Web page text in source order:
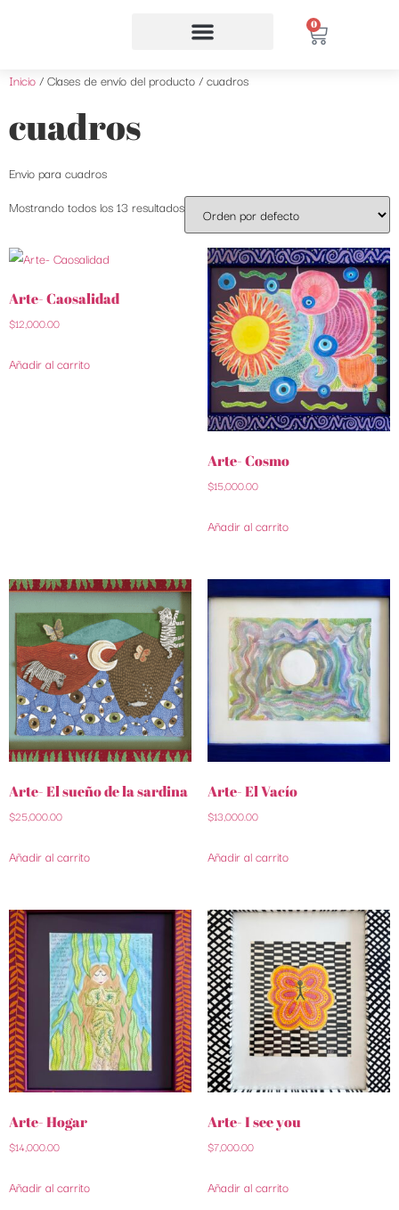
0
Inicio/ Clases de envío del producto / cuadros
cuadros
Envio para cuadros
Mostrando todos los 13 resultados
Arte- Caosalidad
$12,000.00
Añadir al carrito
Arte- Cosmo
$15,000.00
Añadir al carrito
Arte- El sueño de la sardina
$25,000.00
Añadir al carrito
Arte- El Vacío
$13,000.00
Añadir al carrito
Arte- Hogar
$14,000.00
Añadir al carrito
Arte- I see you
$7,000.00
Añadir al carrito